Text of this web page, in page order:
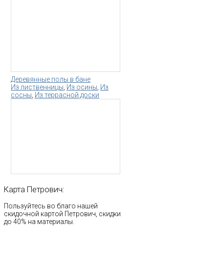
Деревянные полы в бане
Из лиственницы Из осины Из
сосны Из террасной доски
Карта Петрович:
Пользуйтесь во благо нашей
скидочной картой Петрович, скидки
до 40% на материалы.